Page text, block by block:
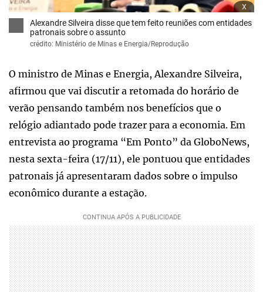
x
Alexandre Silveira disse que tem feito reuniões com entidades
patronais sobre o assunto
crédito: Ministério de Minas e Energia/Reprodução
O ministro de Minas e Energia, Alexandre Silveira,
afirmou que vai discutir a retomada do horário de
verão pensando também nos benefícios que o
relógio adiantado pode trazer para a economia. Em
entrevista ao programa “Em Ponto” da GloboNews,
nesta sexta-feira (17/11), ele pontuou que entidades
patronais já apresentaram dados sobre o impulso
econômico durante a estação.